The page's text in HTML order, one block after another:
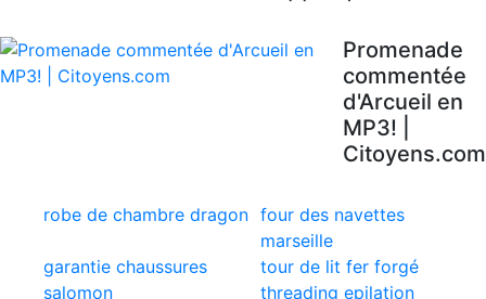
Promenade
commentée
d'Arcueil en
MP3! |
Citoyens.com
robe de chambre dragon four des navettes
marseille
garantie chaussures
salomon
tour de lit fer forgé
threading epilation